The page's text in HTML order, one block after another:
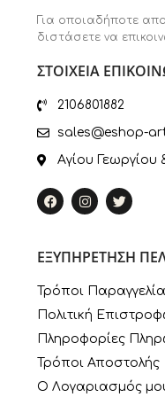
Για οποιαδήποτε
διστάσετε να
ΣΤΟΙΧΕΙΑ
2106801882
sales@eshop-
Αγίου Γεωργίου
ΕΞΥΠΗΡΕΤΗΣΗ
Τρόποι
Πολιτική
Πληροφορίες
Τρόποι Αποστολής
Ο Λογαριασμός